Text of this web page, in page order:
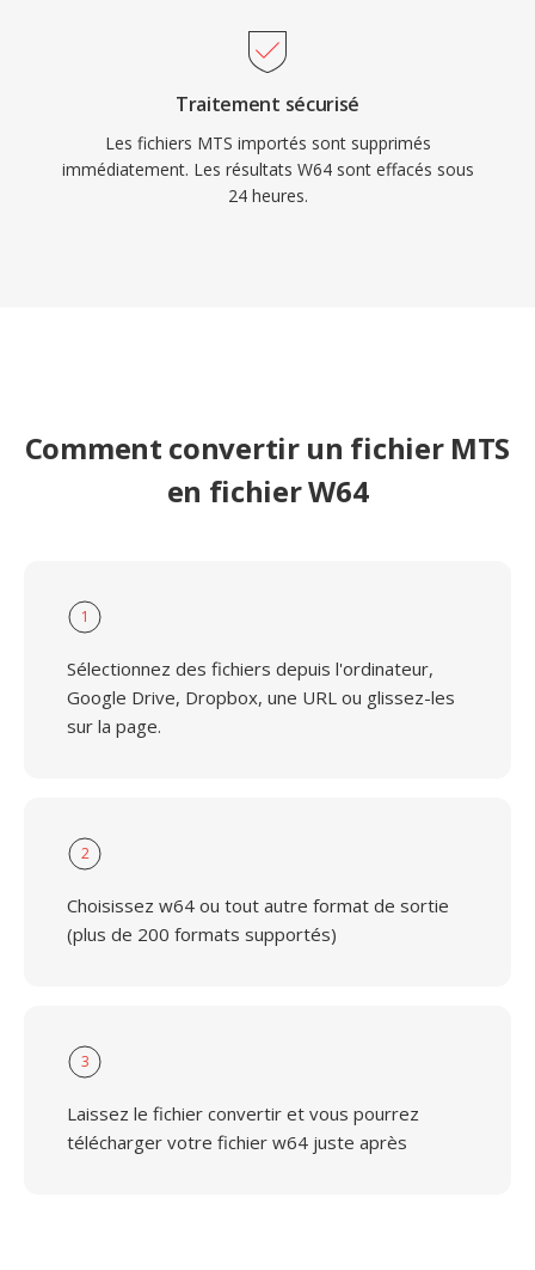
Traitement sécurisé
Les fichiers MTS importés sont supprimés
immédiatement. Les résultats W64 sont effacés sous
24 heures.
Comment convertir un fichier MTS
en fichier W64
1
Sélectionnez des fichiers depuis l'ordinateur,
Google Drive, Dropbox, une URL ou glissez-les
sur la page.
2
Choisissez w64 ou tout autre format de sortie
(plus de 200 formats supportés)
3
Laissez le fichier convertir et vous pourrez
télécharger votre fichier w64 juste après